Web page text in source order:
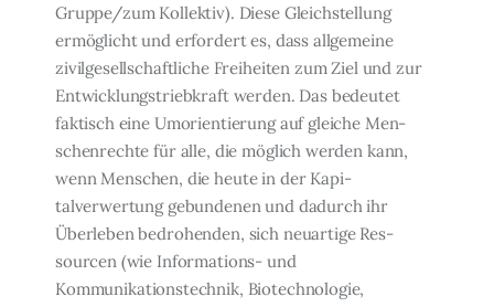
Gruppe/zum Kollektiv). Diese Gleichstellung
ermöglicht und er­fordert es, dass allgemeine
zivilgesellschaftliche Freiheiten zum Ziel und zur
Entwick­lungstriebkraft werden. Das bedeutet
faktisch eine Umorientierung auf gleiche Men­
schenrechte für alle, die möglich werden kann,
wenn Menschen, die heute in der Kapi­
talverwertung gebundenen und dadurch ihr
Überleben bedrohenden, sich neuartige Res­
sourcen (wie Informations- und
Kommunikationstechnik, Biotechnologie,